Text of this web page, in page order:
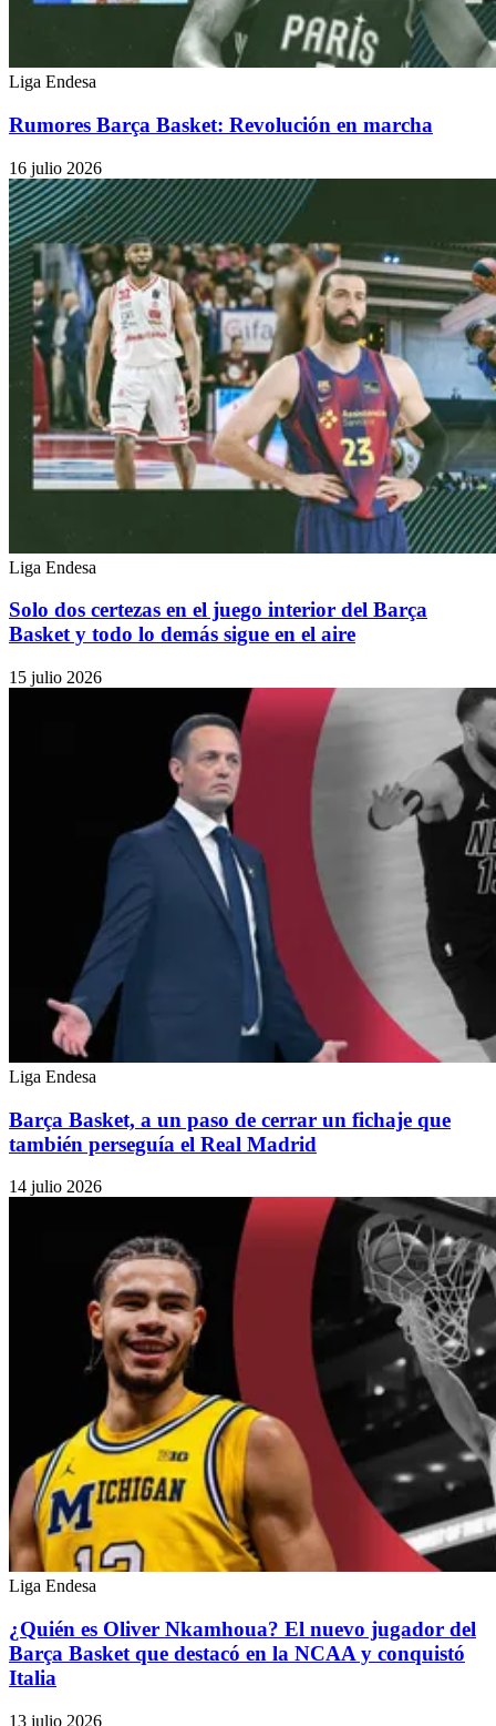
Liga Endesa
Rumores Barça Basket: Revolución en marcha
16 julio 2026
Liga Endesa
Solo dos certezas en el juego interior del Barça
Basket y todo lo demás sigue en el aire
15 julio 2026
Liga Endesa
Barça Basket, a un paso de cerrar un fichaje que
también perseguía el Real Madrid
14 julio 2026
Liga Endesa
¿Quién es Oliver Nkamhoua? El nuevo jugador del
Barça Basket que destacó en la NCAA y conquistó
Italia
13 julio 2026